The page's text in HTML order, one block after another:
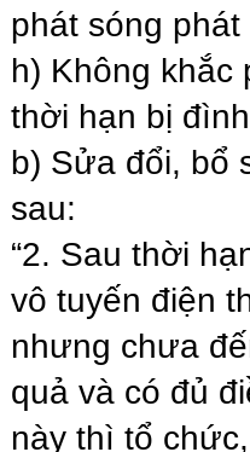
phát sóng
h) Không khắc
thời hạn bị
b) Sửa đổi, bổ
sau:
“2. Sau thời
vô tuyến điện
nhưng chưa
quả và có đủ
này thì tổ